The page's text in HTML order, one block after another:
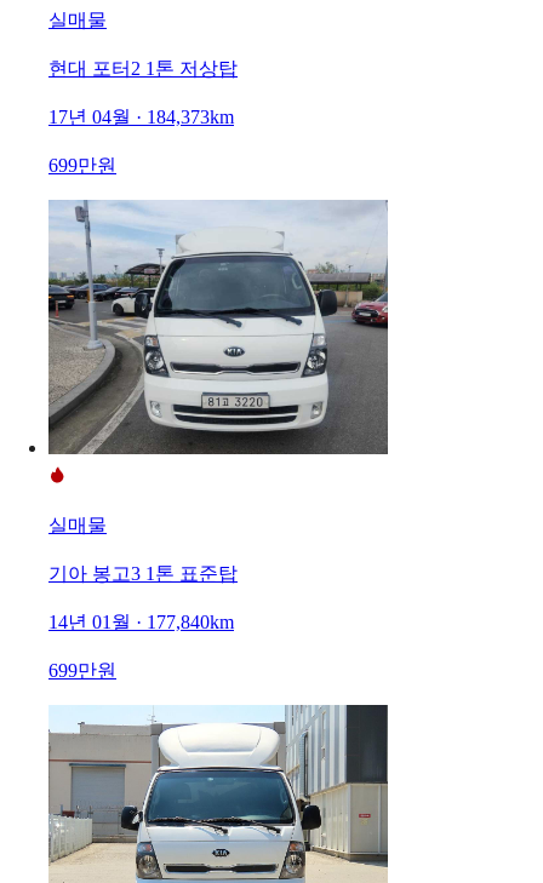
실매물
현대 포터2 1톤 저상탑
17년 04월 · 184,373km
699만원
실매물
기아 봉고3 1톤 표준탑
14년 01월 · 177,840km
699만원